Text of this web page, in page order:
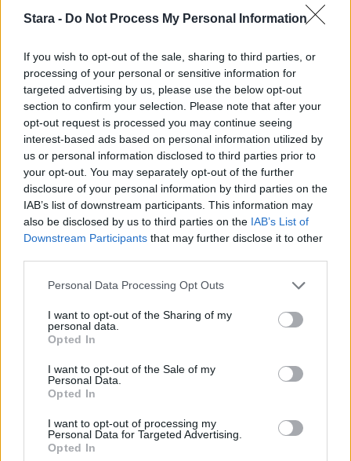
Stara - Do Not Process My Personal Information
If you wish to opt-out of the sale, sharing to third parties, or
processing of your personal or sensitive information for
targeted advertising by us, please use the below opt-out
section to confirm your selection. Please note that after your
opt-out request is processed you may continue seeing
interest-based ads based on personal information utilized by
us or personal information disclosed to third parties prior to
your opt-out. You may separately opt-out of the further
disclosure of your personal information by third parties on the
IAB’s list of downstream participants. This information may
also be disclosed by us to third parties on the IAB’s List of
Downstream Participants that may further disclose it to other
Personal Data Processing Opt Outs
I want to opt-out of the Sharing of my
personal data.
Opted In
I want to opt-out of the Sale of my
Personal Data.
Opted In
I want to opt-out of processing my
Personal Data for Targeted Advertising.
Opted In
Tampereen Pakkahuoneen
Ruotsalainen hard rockia ja glam metallia
soittava Hardcore Superstar valloitti
Info
Tietoa meistä
Mediatiedot
Yhteistyössä
Kesä!
Päivän Lehti
Lifestyle
Matkailu
Koti & Asuminen
Viihdeuutiset
Digi
Pelit